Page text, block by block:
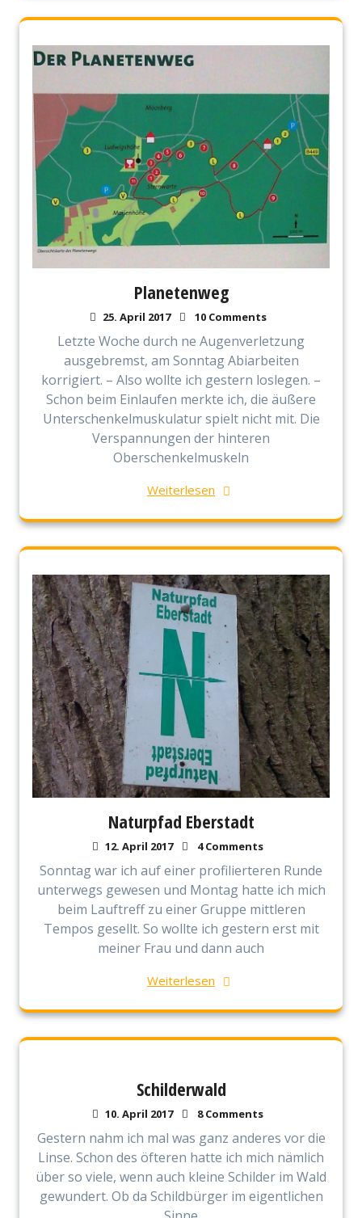
Planetenweg
25. April 2017 10 Comments
Letzte Woche durch ne Augenverletzung
ausgebremst, am Sonntag Abiarbeiten
korrigiert. – Also wollte ich gestern loslegen. –
Schon beim Einlaufen merkte ich, die äußere
Unterschenkelmuskulatur spielt nicht mit. Die
Verspannungen der hinteren
Oberschenkelmuskeln
Weiterlesen
Naturpfad Eberstadt
12. April 2017 4 Comments
Sonntag war ich auf einer profilierteren Runde
unterwegs gewesen und Montag hatte ich mich
beim Lauftreff zu einer Gruppe mittleren
Tempos gesellt. So wollte ich gestern erst mit
meiner Frau und dann auch
Weiterlesen
Schilderwald
10. April 2017 8 Comments
Gestern nahm ich mal was ganz anderes vor die
Linse. Schon des öfteren hatte ich mich nämlich
über so viele, wenn auch kleine Schilder im Wald
gewundert. Ob da Schildbürger im eigentlichen